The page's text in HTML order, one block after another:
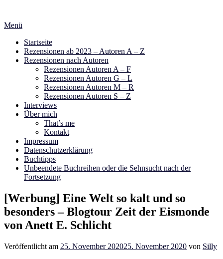
springen
Menü
Startseite
Rezensionen ab 2023 – Autoren A – Z
Rezensionen nach Autoren
Rezensionen Autoren A – F
Rezensionen Autoren G – L
Rezensionen Autoren M – R
Rezensionen Autoren S – Z
Interviews
Über mich
That’s me
Kontakt
Impressum
Datenschutzerklärung
Buchtipps
Unbeendete Buchreihen oder die Sehnsucht nach der
Fortsetzung
[Werbung] Eine Welt so kalt und so
besonders – Blogtour Zeit der Eismonde
von Anett E. Schlicht
Veröffentlicht am 25. November 202025. November 2020 von Silly